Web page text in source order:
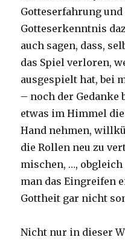
Gotteserfahrung
Gotteserkenntnis
auch sagen, dass,
das Spiel verloren,
ausgespielt hat, bei
– noch der Gedanke
etwas im Himmel
Hand nehmen,
die Rollen neu zu
mischen, …,
man das Eingreifen
Gottheit gar nicht
Nicht nur in dieser